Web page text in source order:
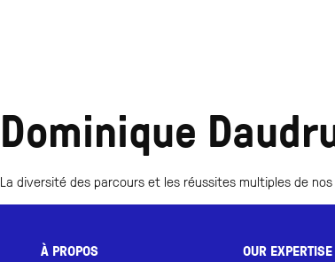
Dominique
La diversité des parcours et les réussites multiples de
À PROPOS
OUR EXPERTISE